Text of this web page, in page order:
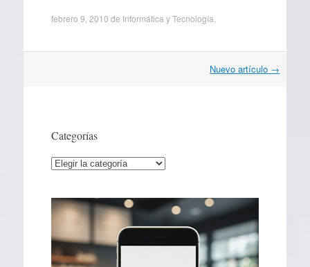
febrero 9, 2010 de Informática y Tecnología
Nuevo artículo →
Categorías
Categorías